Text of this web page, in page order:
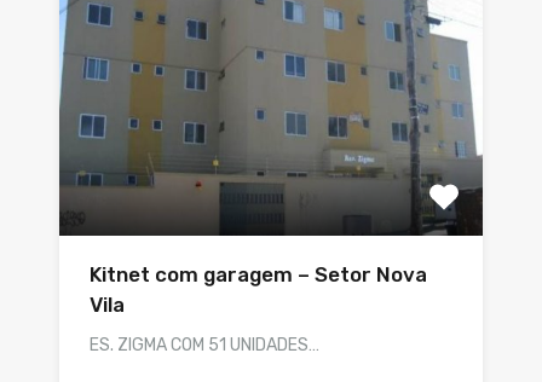
Kitnet com garagem – Setor Nova
Vila
ES. ZIGMA COM 51 UNIDADES…